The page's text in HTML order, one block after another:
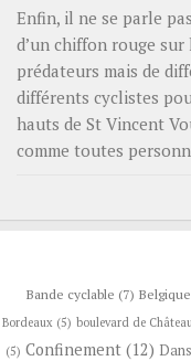
Enfin, il ne se parle
d’un chiffon rouge
prédateurs mais de
différents cyclistes
hauts de St Vincent
comme toutes
Bande cyclable (7) Belgique
Bordeaux(5) boulevard de
(5) Confinement (12)